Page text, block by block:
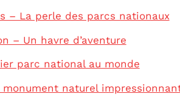
– La perle des parcs nationaux
– Un havre d’aventure
parc national au monde
monument naturel